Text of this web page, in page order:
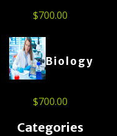
$700.00
Biology
$700.00
Categories